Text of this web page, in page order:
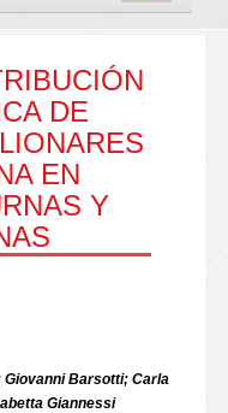
DE
EN
Y
Barsotti; Carla
Giannessi